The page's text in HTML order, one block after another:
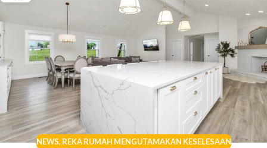
NEWS, REKA RUMAH MENGUTAMAKAN KESELESAAN